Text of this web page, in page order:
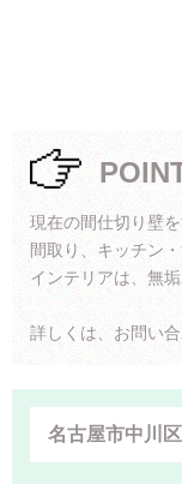
現在の間仕切り壁
間取り、キッチン
インテリアは、無
詳しくは、お問い
名古屋市中川